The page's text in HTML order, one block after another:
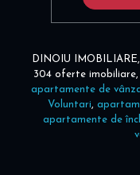
DINOIU
304 oferte
apartamente de
Voluntari,
apartamente de